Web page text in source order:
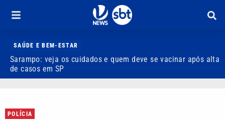
SAÚDE E BEM-ESTAR
Sarampo: veja os cuidados e quem deve se vacinar após alta
de casos em SP
POLÍCIA